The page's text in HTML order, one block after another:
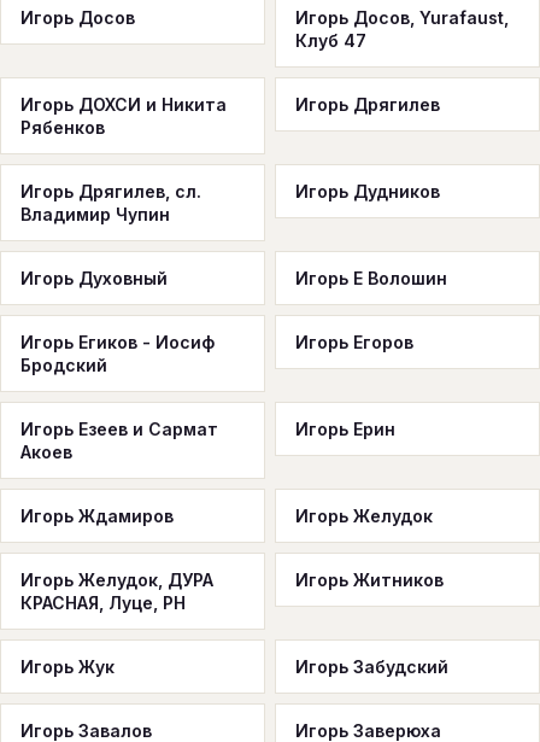
Игорь Досов
Игорь Досов, Yurafaust,
Клуб 47
Игорь ДОХСИ и Никита
Рябенков
Игорь Дрягилев
Игорь Дрягилев, сл.
Владимир Чупин
Игорь Дудников
Игорь Духовный Игорь Е Волошин
Игорь Егиков - Иосиф
Бродский
Игорь Егоров
Игорь Езеев и Сармат
Акоев
Игорь Ерин
Игорь Ждамиров Игорь Желудок
Игорь Желудок, ДУРА
КРАСНАЯ, Луце, PH
Игорь Житников
Игорь Жук Игорь Забудский
Игорь Завалов Игорь Заверюха